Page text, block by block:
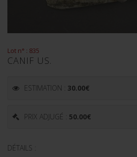
Lot n° : 835
CANIF US.
ESTIMATION : 30.00€
PRIX ADJUGÉ : 50.00€
DÉTAILS :